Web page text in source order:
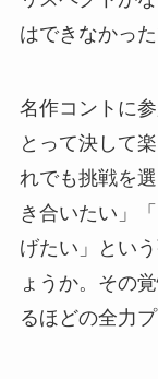
はできなかった
名作コントに
とって決して
れでも挑戦を
き合いたい」
げたい」とい
ょうか。その
るほどの全力